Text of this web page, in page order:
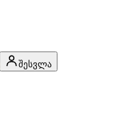
შესვლა